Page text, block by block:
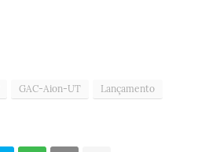
GAC-Aion-UT
Lançamento